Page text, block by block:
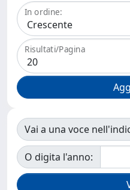
In ordine:
Risultati/Pagina
Vai a una voce
O digita l'anno: